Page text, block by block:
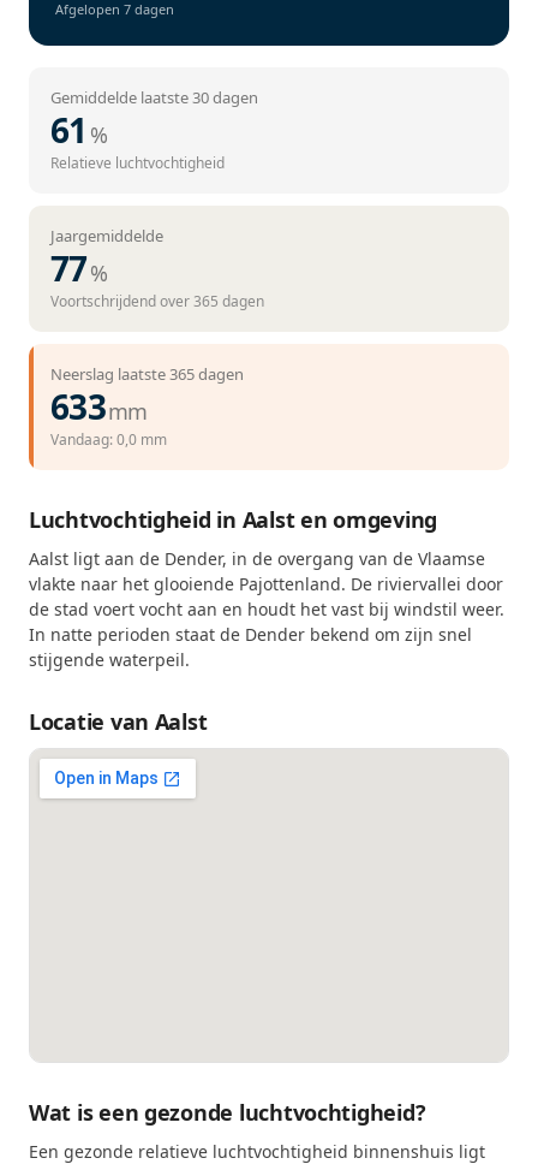
Afgelopen 7 dagen
Gemiddelde laatste 30 dagen
61 %
Relatieve luchtvochtigheid
Jaargemiddelde
77%
Voortschrijdend over 365 dagen
Neerslag laatste 365 dagen
633mm
Vandaag: 0,0 mm
Luchtvochtigheid in Aalst en omgeving
Aalst ligt aan de Dender, in de overgang van de Vlaamse
vlakte naar het glooiende Pajottenland. De riviervallei door
de stad voert vocht aan en houdt het vast bij windstil weer.
In natte perioden staat de Dender bekend om zijn snel
stijgende waterpeil.
Locatie van Aalst
Wat is een gezonde luchtvochtigheid?
Een gezonde relatieve luchtvochtigheid binnenshuis ligt